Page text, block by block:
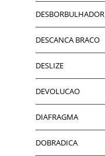
DESBORBULHADOR
DESCANCA BRACO
DESLIZE
DEVOLUCAO
DIAFRAGMA
DOBRADICA